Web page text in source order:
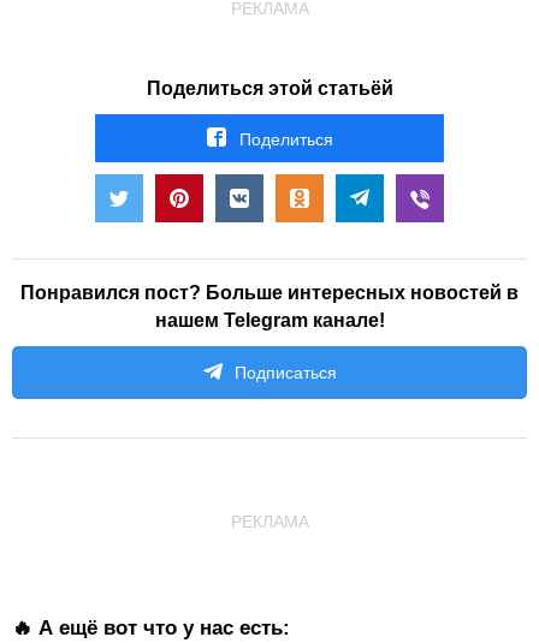
РЕКЛАМА
Поделиться этой статьёй
Поделиться
Понравился пост? Больше интересных новостей в
нашем Telegram канале!
Подписаться
РЕКЛАМА
🔥 А ещё вот что у нас есть: